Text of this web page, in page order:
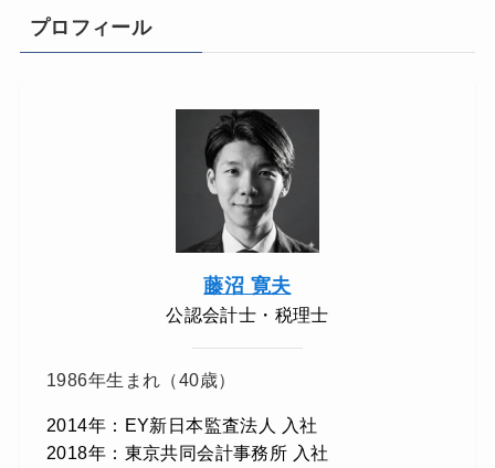
プロフィール
藤沼 寛夫
公認会計士・税理士
1986年生まれ（40歳）
2014年：EY新日本監査法人 入社
2018年：東京共同会計事務所 入社